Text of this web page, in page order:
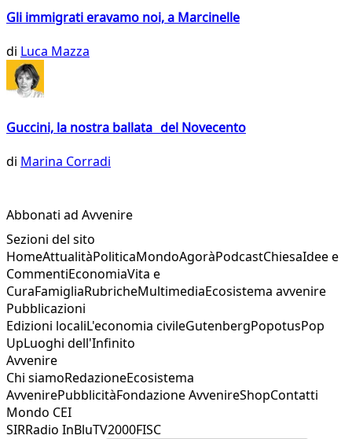
Gli immigrati eravamo noi, a Marcinelle
di Luca Mazza
Guccini, la nostra ballata del Novecento
di Marina Corradi
Abbonati ad Avvenire
Sezioni del sito
HomeAttualitàPoliticaMondoAgoràPodcastChiesaIdee e
CommentiEconomiaVita e
CuraFamigliaRubricheMultimediaEcosistema avvenire
Pubblicazioni
Edizioni localiL'economia civileGutenbergPopotusPop
UpLuoghi dell'Infinito
Avvenire
Chi siamoRedazioneEcosistema
AvvenirePubblicitàFondazione AvvenireShopContatti
Mondo CEI
SIRRadio InBluTV2000FISC